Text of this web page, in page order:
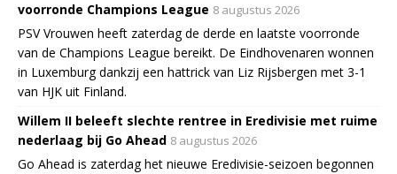
voorronde Champions League 8 augustus 2026
PSV Vrouwen heeft zaterdag de derde en laatste voorronde
van de Champions League bereikt. De Eindhovenaren wonnen
in Luxemburg dankzij een hattrick van Liz Rijsbergen met 3-1
van HJK uit Finland.
Willem II beleeft slechte rentree in Eredivisie met ruime
nederlaag bij Go Ahead 8 augustus 2026
Go Ahead is zaterdag het nieuwe Eredivisie-seizoen begonnen